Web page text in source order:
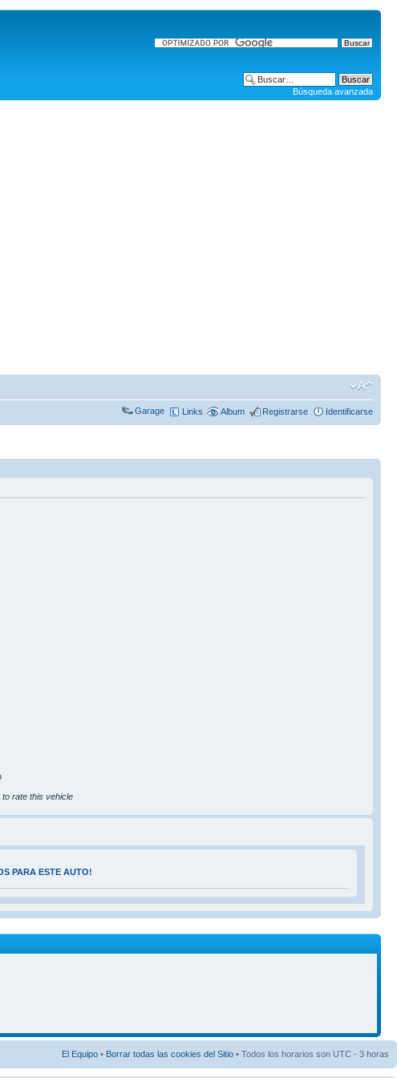
Búsqueda avanzada
Garage Links Album Registrarse Identificarse
to rate this vehicle
PARA ESTE AUTO!
El Equipo • Borrar todas las cookies del Sitio • Todos los horarios son UTC - 3 horas